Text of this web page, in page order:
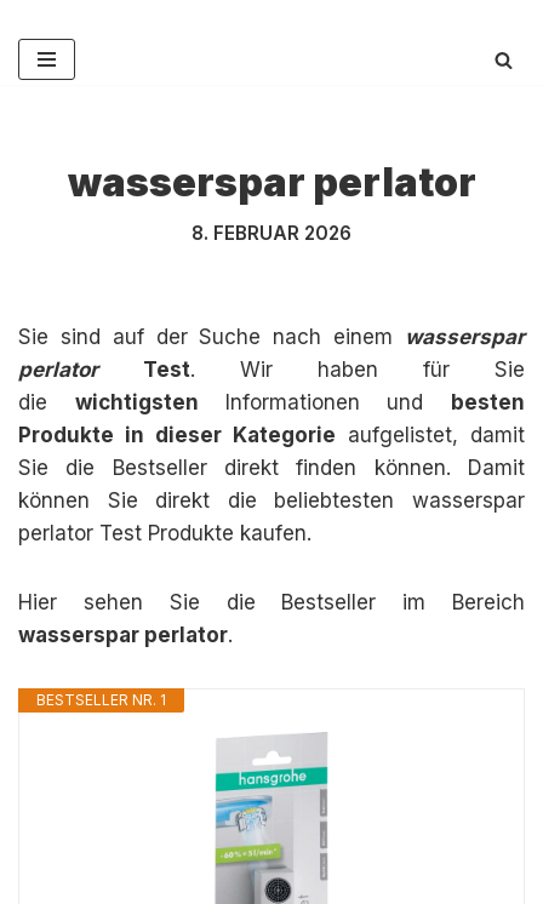
Zum
wasserspar perlator
8. FEBRUAR 2026
Sie sind auf der Suche nach einem wasserspar
perlator
Test. Wir haben für Sie
die wichtigsten Informationen und
besten
Produkte in dieser Kategorie aufgelistet, damit
Sie die Bestseller direkt finden können. Damit
können Sie direkt die beliebtesten wasserspar
perlator Test Produkte kaufen.
Hier sehen Sie die Bestseller im Bereich
wasserspar perlator.
BESTSELLER NR. 1